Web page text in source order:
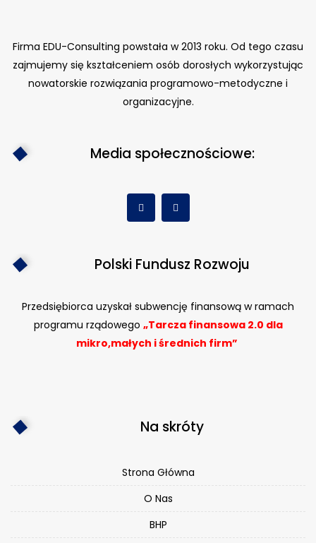
Firma EDU-Consulting powstała w 2013 roku. Od tego czasu
zajmujemy się kształceniem osób dorosłych wykorzystując
nowatorskie rozwiązania programowo-metodyczne i
organizacyjne.
Media społecznościowe:
Polski Fundusz Rozwoju
Przedsiębiorca uzyskał subwencję finansową w ramach
programu rządowego „Tarcza finansowa 2.0 dla
mikro,małych i średnich firm”
Na skróty
Strona Główna
O Nas
BHP